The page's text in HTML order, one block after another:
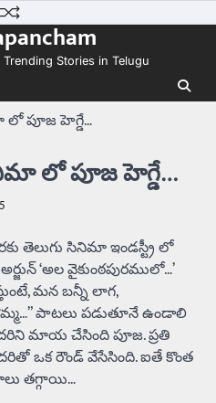
Stories in Telugu
పూజ హెగ్డే…
లో పూజ హెగ్డే…
తెలుగు సినిమా ఇండస్ట్రీ లో
‘అల వైకుంఠపురములో…’
మన బన్నీ లాగ,
పాటలు పడుతూనే ఉండాలి
మాయ చేసింది పూజ. ప్రతి
ఒక రౌండ్ వేసేసింది. ఐతే కొంత
తగ్గాయి…